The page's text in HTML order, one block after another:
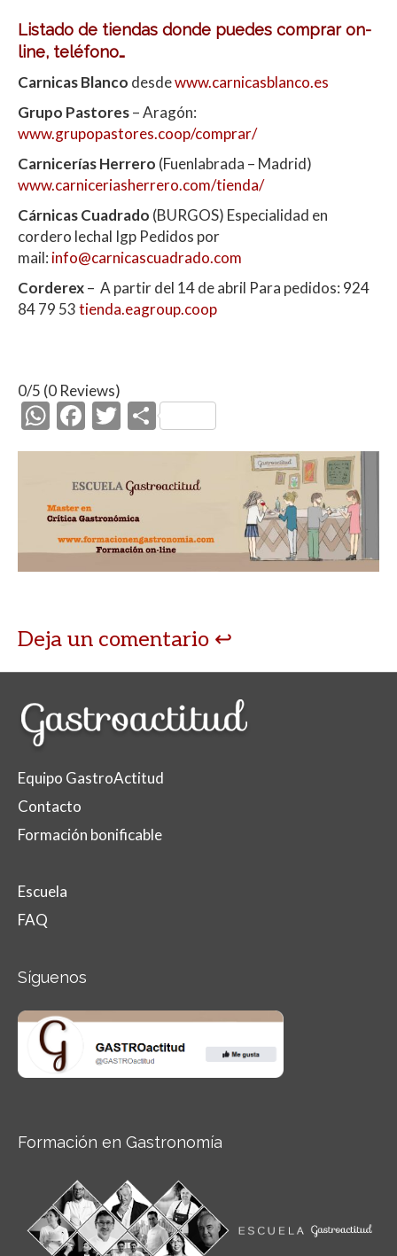
Listado de tiendas donde puedes comprar on-
line, teléfono…
Carnicas Blanco desdewww.carnicasblanco.es
Grupo Pastores– Aragón:
www.grupopastores.coop/comprar/
Carnicerías Herrero (Fuenlabrada – Madrid)
www.carniceriasherrero.com/tienda/
Cárnicas Cuadrado (BURGOS) Especialidad en
cordero lechal Igp Pedidos por
mail: info@carnicascuadrado.com
Corderex– A partir del 14 de abril Para pedidos: 924
84 79 53tienda.eagroup.coop
0/5 (0 Reviews)
W
h
at
s
A
p
F
ac
e
b
o
o
T
w
itt
er
C
o
p
ar
ti
Deja un comentario
Equipo GastroActitud
Contacto
Formación bonificable
Escuela
FAQ
Síguenos
Formación en Gastronomía